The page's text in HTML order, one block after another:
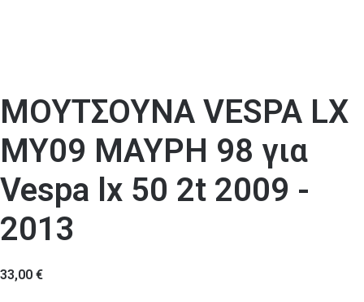
ΜΟΥΤΣΟΥΝΑ VESPA LX
MY09 ΜΑΥΡΗ 98 για
Vespa lx 50 2t 2009 -
2013
33,00 €